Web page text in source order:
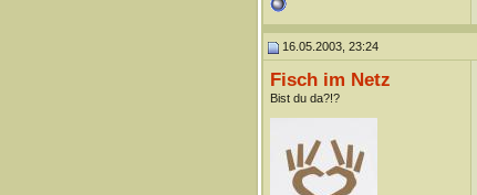
16.05.2003, 23:24
Fisch im Netz
Bist du da?!?